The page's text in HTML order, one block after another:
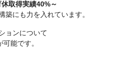
取得実績40%～
築にも力を入れています。
ョンについて
能です。